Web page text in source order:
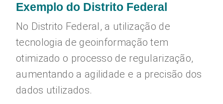
Exemplo do Distrito Federal
No Distrito Federal, a utilização de
tecnologia de geoinformação tem
otimizado o processo de regularização,
aumentando a agilidade e a precisão dos
dados utilizados.